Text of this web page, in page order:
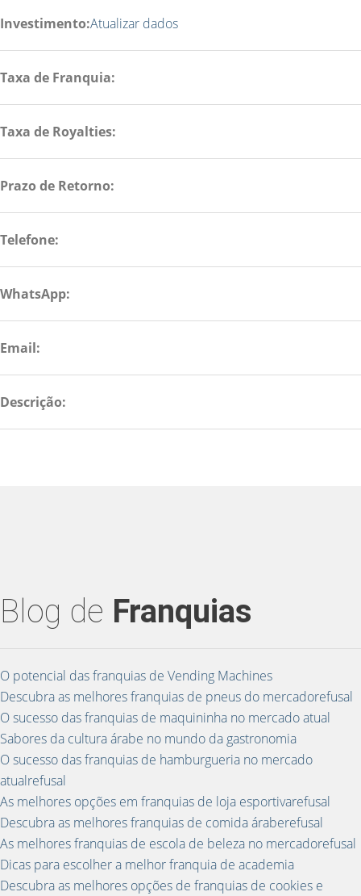
Investimento:Atualizar dados
Taxa de Franquia:
Taxa de Royalties:
Prazo de Retorno:
Telefone:
WhatsApp:
Email:
Descrição:
Blog de Franquias
O potencial das franquias de Vending Machines
Descubra as melhores franquias de pneus do mercadorefusal
O sucesso das franquias de maquininha no mercado atual
Sabores da cultura árabe no mundo da gastronomia
O sucesso das franquias de hamburgueria no mercado
atualrefusal
As melhores opções em franquias de loja esportivarefusal
Descubra as melhores franquias de comida áraberefusal
As melhores franquias de escola de beleza no mercadorefusal
Dicas para escolher a melhor franquia de academia
Descubra as melhores opções de franquias de cookies e